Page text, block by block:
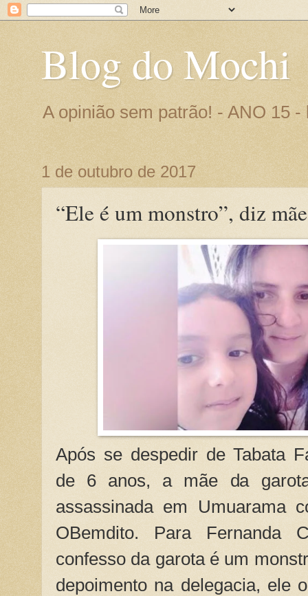
Blog do Mochi
A opinião sem patrão! - ANO 15
1 de outubro de 2017
“Ele é um monstro”, diz
Após se despedir de Tabata
de 6 anos, a mãe da
assassinada em Umuarama
OBemdito. Para Fernanda
confesso da garota é um
depoimento na delegacia, ele